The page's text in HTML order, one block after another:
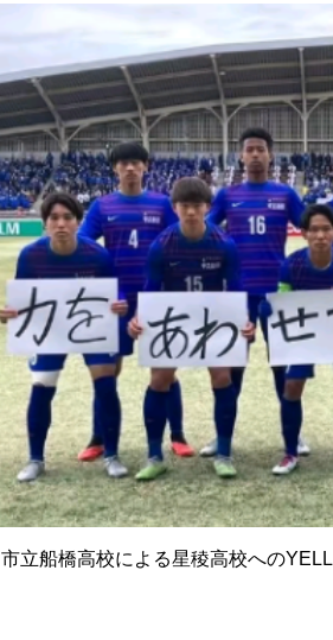
市立船橋高校による星稜高校へのYELL